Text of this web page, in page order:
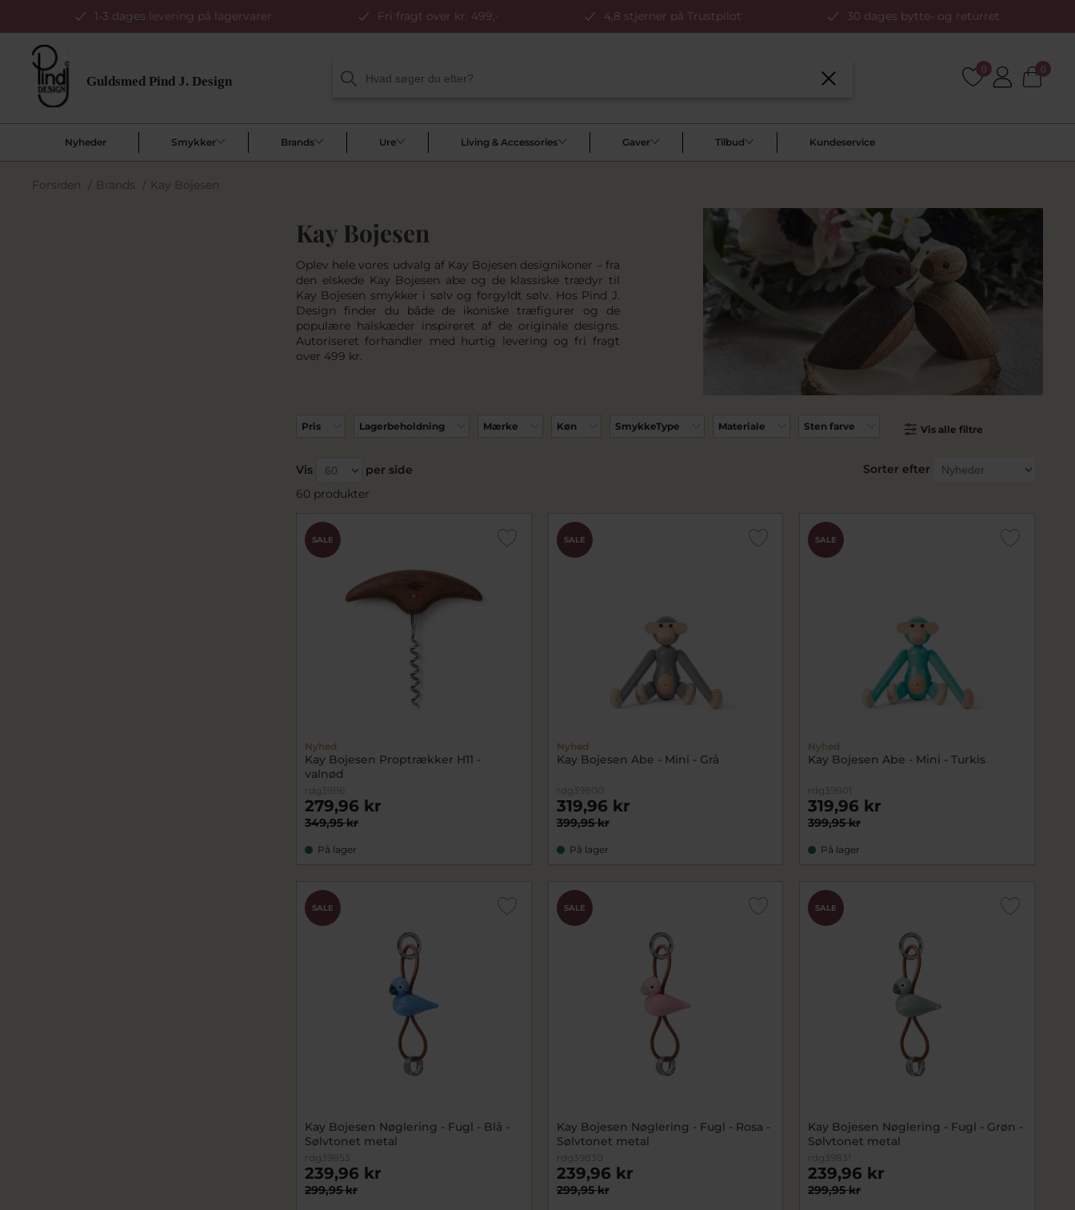
1-3 dages levering på lagervarer Fri fragt over kr. 499,- 4,8 stjerner på Trustpilot 30 dages bytte- og returret
0 0
Nyheder Smykker Brands Ure Living & Accessories Gaver Tilbud Kundeservice
Forsiden / Brands / Kay Bojesen
Kay Bojesen
Oplev hele vores udvalg af Kay Bojesen designikoner – fra
den elskede Kay Bojesen abe og de klassiske trædyr til
Kay Bojesen smykker i sølv og forgyldt sølv. Hos Pind J.
Design finder du både de ikoniske træfigurer og de
populære halskæder inspireret af de originale designs.
Autoriseret forhandler med hurtig levering og fri fragt
over 499 kr.
Pris Lagerbeholdning Mærke Køn SmykkeType Materiale Sten farve Vis alle filtre
Sorter efter
Vis
per side
60 produkter
SALE
Nyhed
Kay Bojesen Proptrækker H11 -
valnød
rdg39116
349,95 kr
279,96 kr
På lager
SALE
Nyhed
Kay Bojesen Abe - Mini - Grå
rdg39800
399,95 kr
319,96 kr
På lager
SALE
Nyhed
Kay Bojesen Abe - Mini - Turkis
rdg39801
399,95 kr
319,96 kr
På lager
SALE
Kay Bojesen Nøglering - Fugl - Blå -
Sølvtonet metal
rdg39853
299,95 kr
239,96 kr
SALE
Kay Bojesen Nøglering - Fugl - Rosa -
Sølvtonet metal
rdg39830
299,95 kr
239,96 kr
SALE
Kay Bojesen Nøglering - Fugl - Grøn -
Sølvtonet metal
rdg39831
299,95 kr
239,96 kr